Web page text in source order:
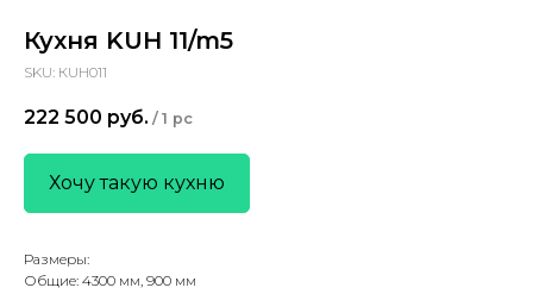
Кухня KUH 11/m5
SKU: КUH011
222 500 руб. / 1 pc
Хочу такую кухню
Размеры:
Общие: 4300 мм, 900 мм